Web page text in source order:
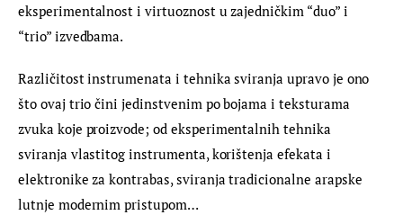
eksperimentalnost i virtuoznost u zajedničkim “duo” i
“trio” izvedbama.
Različitost instrumenata i tehnika sviranja upravo je ono
što ovaj trio čini jedinstvenim po bojama i teksturama
zvuka koje proizvode; od eksperimentalnih tehnika
sviranja vlastitog instrumenta, korištenja efekata i
elektronike za kontrabas, sviranja tradicionalne arapske
lutnje modernim pristupom…